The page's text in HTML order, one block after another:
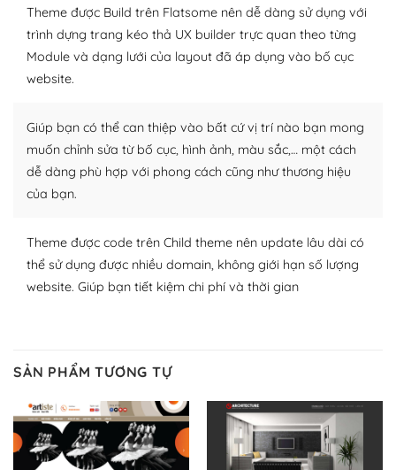
Plugin mở rộng là thành phần cài đặt thêm vào
WordPress để tăng thêm các tính năng cần thiết. Có
nhiều plugin trả phí hoặc miễn phí.
Nhờ lượng người dùng đông đảo, thư viện themes và
thích chọn lựa plugin và themes phù hợp cho mục đích
lập website của mình.
WordPress đa dạng plugin và themes
Với mọi Hosting bất kỳ thì WordPress đều có thể dễ
dàng thiết lập vì thực tế nó đã cung cấp khoảng 60%
trang web WordPress của bạn.
Dễ dàng lựa chọn Hosting cho website WordPress
– Bảo mật cực tốt
Theme được Build trên Flatsome nên dễ dàng sử dụng với
trình dựng trang kéo thả UX builder trực quan theo từng
Module và dạng lưới của layout đã áp dụng vào bố cục
website.
Giúp bạn có thể can thiệp vào bất cứ vị trí nào bạn mong
muốn chỉnh sửa từ bố cục, hình ảnh, màu sắc,… một cách
dễ dàng phù hợp với phong cách cũng như thương hiệu
của bạn.
Theme được code trên Child theme nên update lâu dài có
thể sử dụng được nhiều domain, không giới hạn số lượng
website. Giúp bạn tiết kiệm chi phí và thời gian
SẢN PHẨM TƯƠNG TỰ